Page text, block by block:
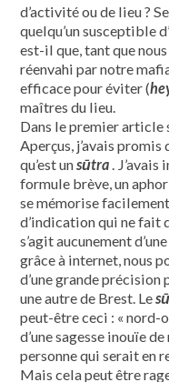
d’activité ou de lieu ?
quelqu’un susceptible
est-il que, tant que
réenvahi par notre
efficace pour éviter (
maîtres du lieu.
Dans le premier article
Aperçus, j’avais
qu’est un sūtra .
formule brève, un
se mémorise
d’indication qui ne fait
s’agit aucunement
grâce à internet, nous
d’une grande précision
une autre de Brest. Le
peut-être ceci : « nord-
d’une sagesse inouïe
personne qui serait en
Mais cela peut être